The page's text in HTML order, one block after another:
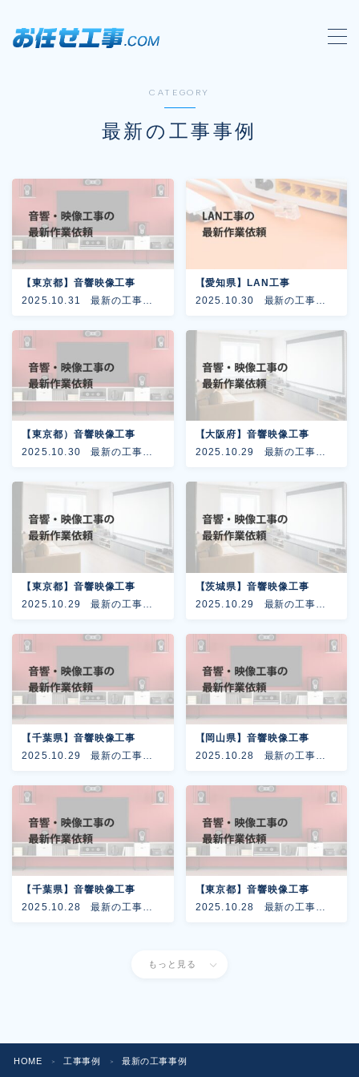
MENU
対応工事一覧
電気工事
電話工事
保守メンテナンス代行
よくあるご質問
お問い合わせ
CATEGORY
最新の工事事例
【東京都】音響映像工事
2025.10.31
最新の工事事
【愛知県】LAN工事
2025.10.30
最新の工事事
【東京都）音響映像工事
2025.10.30
最新の工事事
【大阪府】音響映像工事
2025.10.29
最新の工事事
【東京都】音響映像工事
2025.10.29
最新の工事事
【茨城県】音響映像工事
2025.10.29
最新の工事事
【千葉県】音響映像工事
2025.10.29
最新の工事事
【岡山県】音響映像工事
2025.10.28
最新の工事事
【千葉県】音響映像工事
2025.10.28
最新の工事事
【東京都】音響映像工事
2025.10.28
最新の工事事
もっと見る
HOME ＞ 工事事例 ＞ 最新の工事事例